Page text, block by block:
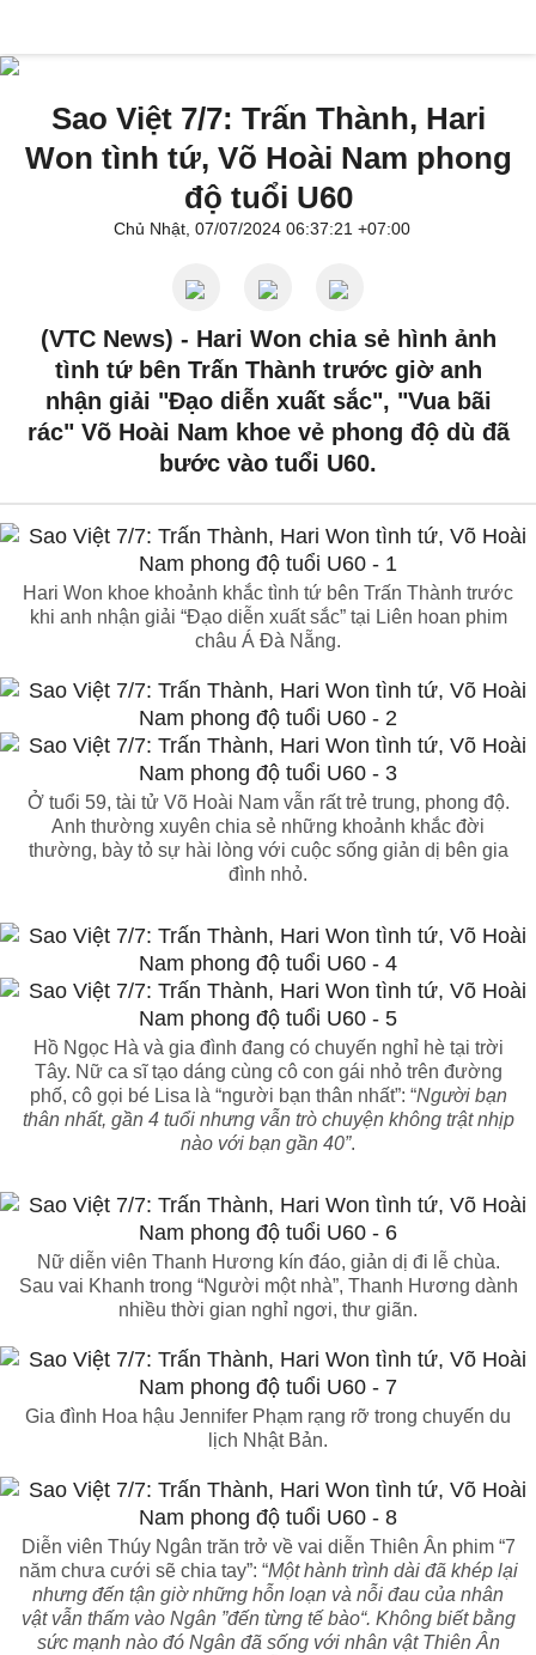
Sao Việt 7/7: Trấn Thành, Hari
Won tình tứ, Võ Hoài Nam phong
độ tuổi U60
Chủ Nhật, 07/07/2024 06:37:21 +07:00
(VTC News) - Hari Won chia sẻ hình ảnh
tình tứ bên Trấn Thành trước giờ anh
nhận giải "Đạo diễn xuất sắc", "Vua bãi
rác" Võ Hoài Nam khoe vẻ phong độ dù đã
bước vào tuổi U60.
Hari Won khoe khoảnh khắc tình tứ bên Trấn Thành trước
khi anh nhận giải “Đạo diễn xuất sắc” tại Liên hoan phim
châu Á Đà Nẵng.
Ở tuổi 59, tài tử Võ Hoài Nam vẫn rất trẻ trung, phong độ.
Anh thường xuyên chia sẻ những khoảnh khắc đời
thường, bày tỏ sự hài lòng với cuộc sống giản dị bên gia
đình nhỏ.
Hồ Ngọc Hà và gia đình đang có chuyến nghỉ hè tại trời
Tây. Nữ ca sĩ tạo dáng cùng cô con gái nhỏ trên đường
phố, cô gọi bé Lisa là “người bạn thân nhất”: “Người bạn
thân nhất, gần 4 tuổi nhưng vẫn trò chuyện không trật nhịp
nào với bạn gần 40”.
Nữ diễn viên Thanh Hương kín đáo, giản dị đi lễ chùa.
Sau vai Khanh trong “Người một nhà”, Thanh Hương dành
nhiều thời gian nghỉ ngơi, thư giãn.
Gia đình Hoa hậu Jennifer Phạm rạng rỡ trong chuyến du
lịch Nhật Bản.
Diễn viên Thúy Ngân trăn trở về vai diễn Thiên Ân phim “7
năm chưa cưới sẽ chia tay”: “Một hành trình dài đã khép lại
nhưng đến tận giờ những hỗn loạn và nỗi đau của nhân
vật vẫn thấm vào Ngân ”đến từng tế bào“. Không biết bằng
sức mạnh nào đó Ngân đã sống với nhân vật Thiên Ân